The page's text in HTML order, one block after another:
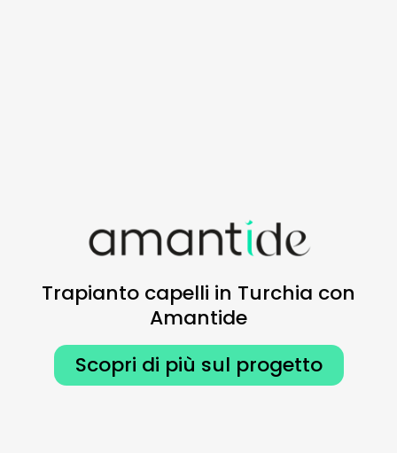
Trapianto capelli in Turchia con
Amantide
Scopri di più sul progetto